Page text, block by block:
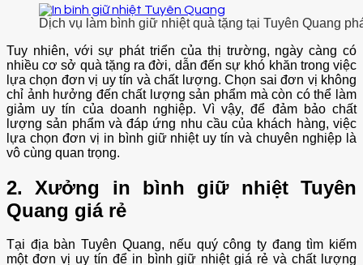
Dịch vụ làm bình giữ nhiệt quà tặng tại Tuyên Quang
Tuy nhiên, với sự phát triển của thị trường, ngày càng có
nhiều cơ sở quà tặng ra đời, dẫn đến sự khó khăn trong việc
lựa chọn đơn vị uy tín và chất lượng. Chọn sai đơn vị không
chỉ ảnh hưởng đến chất lượng sản phẩm mà còn có thể làm
giảm uy tín của doanh nghiệp. Vì vậy, để đảm bảo chất
lượng sản phẩm và đáp ứng nhu cầu của khách hàng, việc
lựa chọn đơn vị in bình giữ nhiệt uy tín và chuyên nghiệp là
vô cùng quan trọng.
2. Xưởng in bình giữ nhiệt Tuyên
Quang giá rẻ
Tại địa bàn Tuyên Quang, nếu quý công ty đang tìm kiếm
một đơn vị uy tín để in bình giữ nhiệt giá rẻ và chất lượng